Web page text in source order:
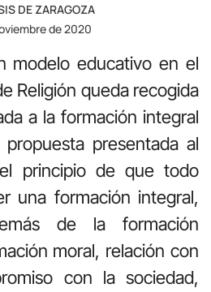
DE ZARAGOZA
de 2020
modelo educativo en el
Religión queda recogida
a la formación integral
presentada al
principio de que todo
una formación integral,
de la formación
moral, relación con
con la sociedad,